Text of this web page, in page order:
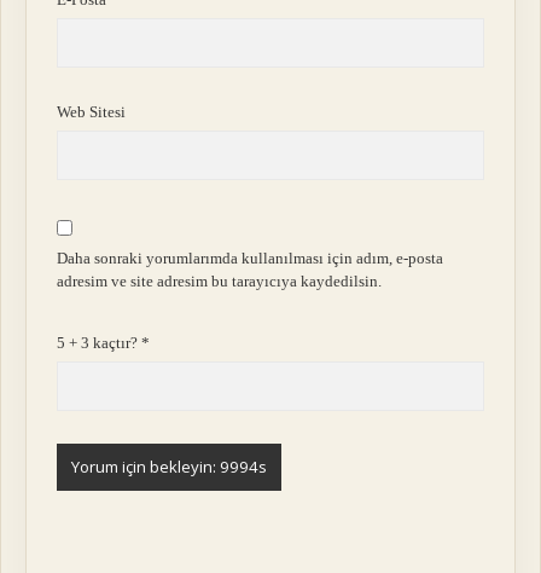
Web Sitesi
Daha sonraki yorumlarımda kullanılması için adım, e-posta
adresim ve site adresim bu tarayıcıya kaydedilsin.
5 + 3 kaçtır?*